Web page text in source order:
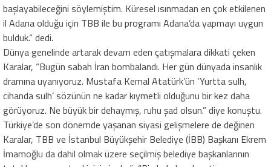
başlayabileceğini söylemiştim. Küresel ısınmadan en çok etkilenen
il Adana olduğu için TBB ile bu programı Adana’da yapmayı uygun
bulduk.” dedi.
Dünya genelinde artarak devam eden çatışmalara dikkati çeken
Karalar, “Bugün sabah İran bombalandı. Her gün dünyada insanlık
dramına uyanıyoruz. Mustafa Kemal Atatürk’ün ‘Yurtta sulh,
cihanda sulh’ sözünün ne kadar kıymetli olduğunu bir kez daha
görüyoruz. Ne büyük bir dehaymış, ruhu şad olsun.” diye konuştu.
Türkiye’de son dönemde yaşanan siyasi gelişmelere de değinen
Karalar, TBB ve İstanbul Büyükşehir Belediye (İBB) Başkanı Ekrem
İmamoğlu da dahil olmak üzere seçilmiş belediye başkanlarının